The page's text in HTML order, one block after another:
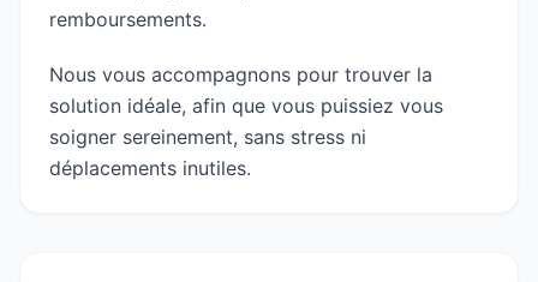
remboursements.
Nous vous accompagnons pour trouver la
solution idéale, afin que vous puissiez vous
soigner sereinement, sans stress ni
déplacements inutiles.